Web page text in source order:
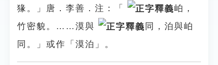
猭。」唐．李善．注：「
岶，
竹密貌。……漠與
同，泊與岶
同。」或作「漠泊」。